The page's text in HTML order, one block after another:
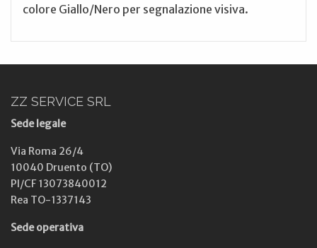
colore Giallo/Nero per segnalazione visiva.
ZZ SERVICE SRL
Sede legale
Via Roma 26/4
10040 Druento (TO)
PI/CF 13073840012
Rea TO-1337143
Sede operativa